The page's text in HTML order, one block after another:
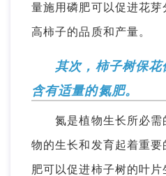
量施用磷肥可以促进花
高柿子的品质和产量。
其次，柿子树保
含有适量的氮肥。
氮是植物生长所必需
物的生长和发育起着重
肥可以促进柿子树的叶